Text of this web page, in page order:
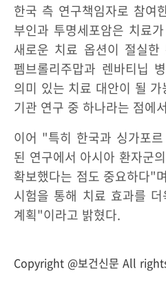
한국 측 연구책임자로 참여
부인과 투명세포암은 치료
새로운 치료 옵션이 절실
펨브롤리주맙과 렌바티닙
의미 있는 치료 대안이 될
기관 연구 중 하나라는 점에
이어 "특히 한국과 싱가포
된 연구에서 아시아 환자군
확보했다는 점도 중요하다"
시험을 통해 치료 효과를
계획"이라고 밝혔다.
Copyright @보건신문 All